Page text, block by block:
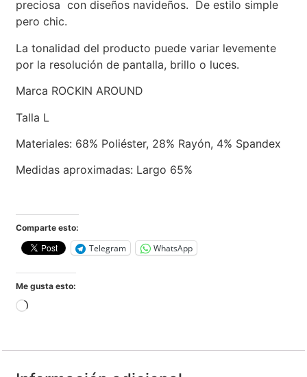
preciosa con diseños navideños. De estilo simple
pero chic.
La tonalidad del producto puede variar levemente
por la resolución de pantalla, brillo o luces.
Marca ROCKIN AROUND
Talla L
Materiales: 68% Poliéster, 28% Rayón, 4% Spandex
Medidas aproximadas: Largo 65%
Comparte esto:
Telegram WhatsApp
Me gusta esto: